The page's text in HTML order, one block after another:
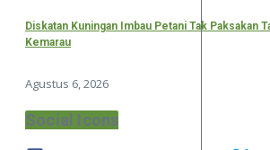
Diskatan Kuningan Imbau Petani Tak Paksakan
Kemarau
Agustus 6, 2026
Social Icons